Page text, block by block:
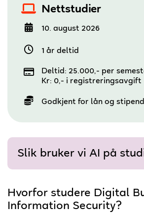
Nettstudier
10. august 2026
1 år deltid
Deltid: 25.000,- per
Kr: 0,- i registreringsavgift
Godkjent for lån og
Slik bruker vi AI på
Hvorfor studere Digital
Information Security?